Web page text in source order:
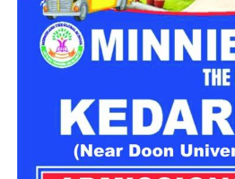
एक बंद संस्थान या जेल जैसी जगह पर
कई बार बच्चे वहां से निकलने या भागने
इसी समस्या को ध्यान में रखते हुए विभाग
करने की दिशा में काम कर रहा है, जहां रहने
के बजाय परिवार जैसा वातावरण मिल सके।
16 घरों में मिलेगा